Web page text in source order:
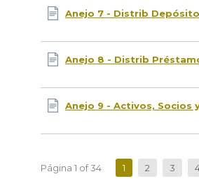
Anejo 7 - Distrib
Anejo 8 - Distrib
Anejo 9 - Activos, Socios
Página 1 of 34 1 2 3